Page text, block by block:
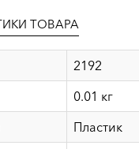
ТОВАРА
2192
0.01 кг
Пластик